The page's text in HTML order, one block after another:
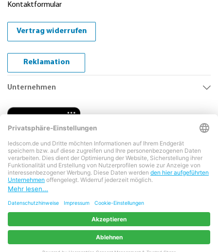
Kontaktformular
Vertrag widerrufen
Reklamation
Unternehmen
Copyright © 2026 LEDs Com GmbH